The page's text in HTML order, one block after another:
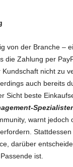
von der Branche –
die Zahlung per
nicht zu
auch bereits
Sicht beste
warnt
darüber
ist.